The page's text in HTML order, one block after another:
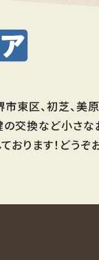
東区、初芝、美
の交換など小さ
おります！どう